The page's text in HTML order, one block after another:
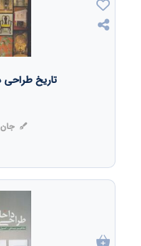
تاریخ طراحی